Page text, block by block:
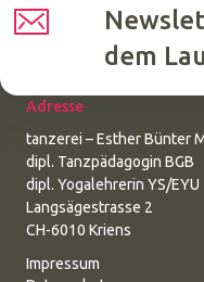
dem
Adresse
tanzerei – Esther Bünter
dipl. Tanzpädagogin BGB
dipl. Yogalehrerin YS/EYU
Langsägestrasse 2
CH-6010 Kriens
Impressum